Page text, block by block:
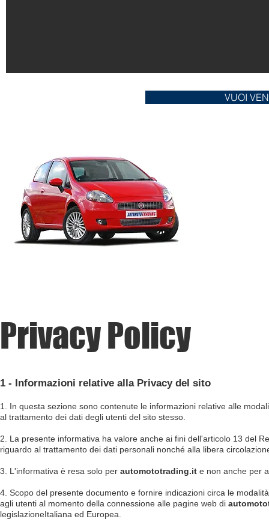
VUOI
Privacy Policy
1 - Informazioni relative alla Privacy del sito
1. In questa sezione sono contenute le informazioni relative alle
al trattamento dei dati degli utenti del sito stesso.
2. La presente informativa ha valore anche ai fini dell'articolo 13 del
riguardo al trattamento dei dati personali nonché alla libera
3. L'informativa è resa solo per automototrading.it e non anche per
4. Scopo del presente documento e fornire indicazioni circa le
agli utenti al momento della connessione alle pagine web di
legislazioneItaliana ed Europea.